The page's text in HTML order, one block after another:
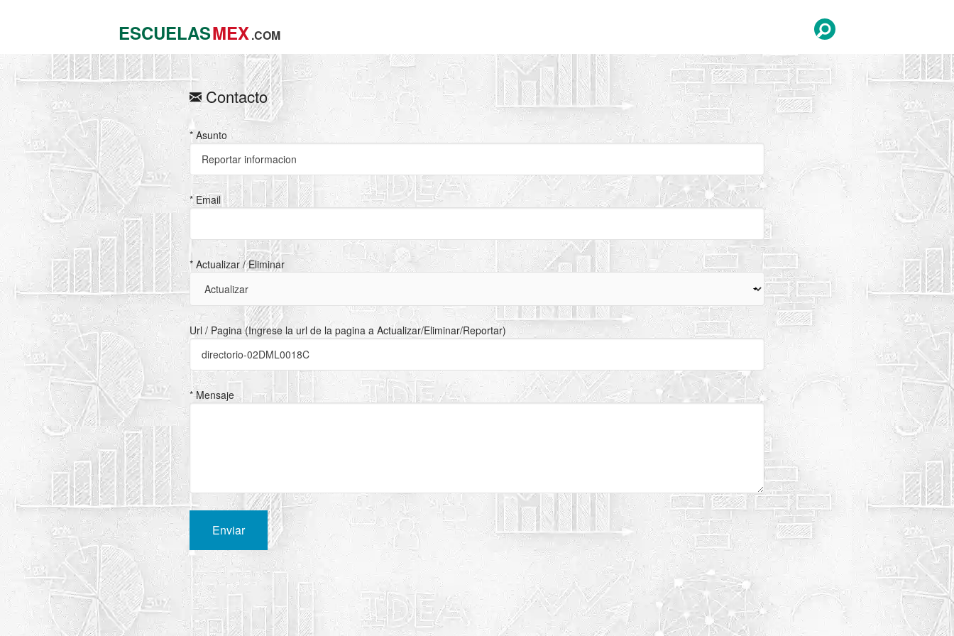
ESCUELASMEX.COM
Contacto
* Asunto
* Email
* Actualizar / Eliminar
Url / Pagina (Ingrese la url de la pagina a Actualizar/Eliminar/Reportar)
* Mensaje
Enviar